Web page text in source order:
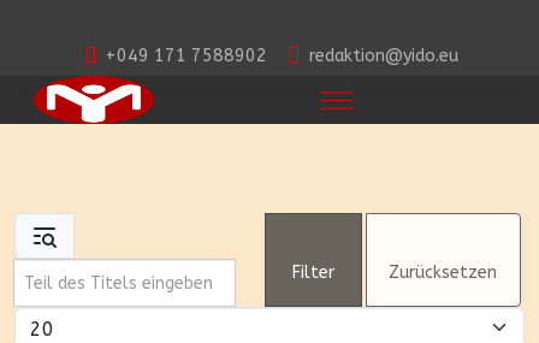
+049 171 7588902 redaktion@yido.eu
Teil des Titels eingeben
Filter Zurücksetzen
Anzeige #